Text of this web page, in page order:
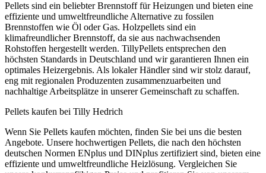
Pellets sind ein beliebter Brennstoff für Heizungen und bieten eine
effiziente und umweltfreundliche Alternative zu fossilen
Brennstoffen wie Öl oder Gas. Holzpellets sind ein
klimafreundlicher Brennstoff, da sie aus nachwachsenden
Rohstoffen hergestellt werden. TillyPellets entsprechen den
höchsten Standards in Deutschland und wir garantieren Ihnen ein
optimales Heizergebnis. Als lokaler Händler sind wir stolz darauf,
eng mit regionalen Produzenten zusammenzuarbeiten und
nachhaltige Arbeitsplätze in unserer Gemeinschaft zu schaffen.
Pellets kaufen bei Tilly Hedrich
Wenn Sie Pellets kaufen möchten, finden Sie bei uns die besten
Angebote. Unsere hochwertigen Pellets, die nach den höchsten
deutschen Normen ENplus und DINplus zertifiziert sind, bieten eine
effiziente und umweltfreundliche Heizlösung. Vergleichen Sie